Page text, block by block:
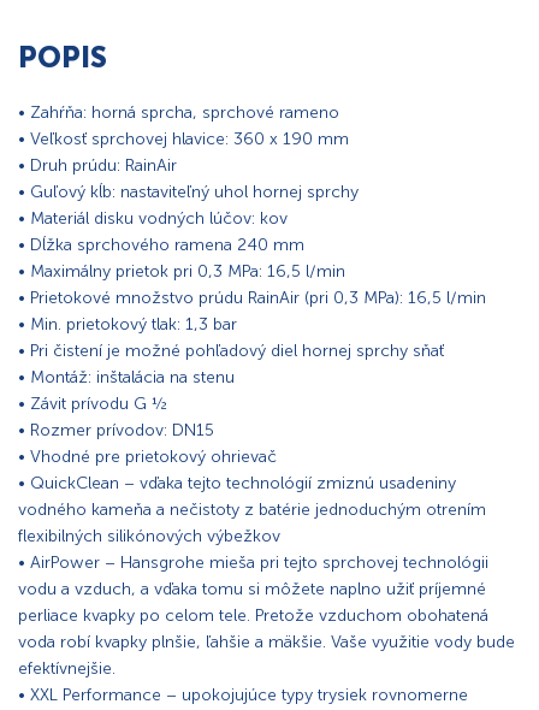
POPIS
• Zahŕňa: horná sprcha, sprchové rameno
• Veľkosť sprchovej hlavice: 360 x 190 mm
• Druh prúdu: RainAir
• Guľový kĺb: nastaviteľný uhol hornej sprchy
• Materiál disku vodných lúčov: kov
• Dĺžka sprchového ramena 240 mm
• Maximálny prietok pri 0,3 MPa: 16,5 l/min
• Prietokové množstvo prúdu RainAir (pri 0,3 MPa): 16,5 l/min
• Min. prietokový tlak: 1,3 bar
• Pri čistení je možné pohľadový diel hornej sprchy sňať
• Montáž: inštalácia na stenu
• Závit prívodu G ½
• Rozmer prívodov: DN15
• Vhodné pre prietokový ohrievač
• QuickClean – vďaka tejto technológií zmiznú usadeniny
vodného kameňa a nečistoty z batérie jednoduchým otrením
flexibilných silikónových výbežkov
• AirPower – Hansgrohe mieša pri tejto sprchovej technológii
vodu a vzduch, a vďaka tomu si môžete naplno užiť príjemné
perliace kvapky po celom tele. Pretože vzduchom obohatená
voda robí kvapky plnšie, ľahšie a mäkšie. Vaše využitie vody bude
efektívnejšie.
• XXL Performance – upokojujúce typy trysiek rovnomerne